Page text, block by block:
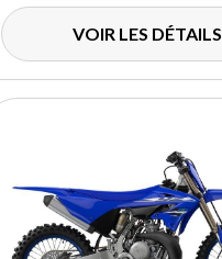
VOIR LES DÉTAILS